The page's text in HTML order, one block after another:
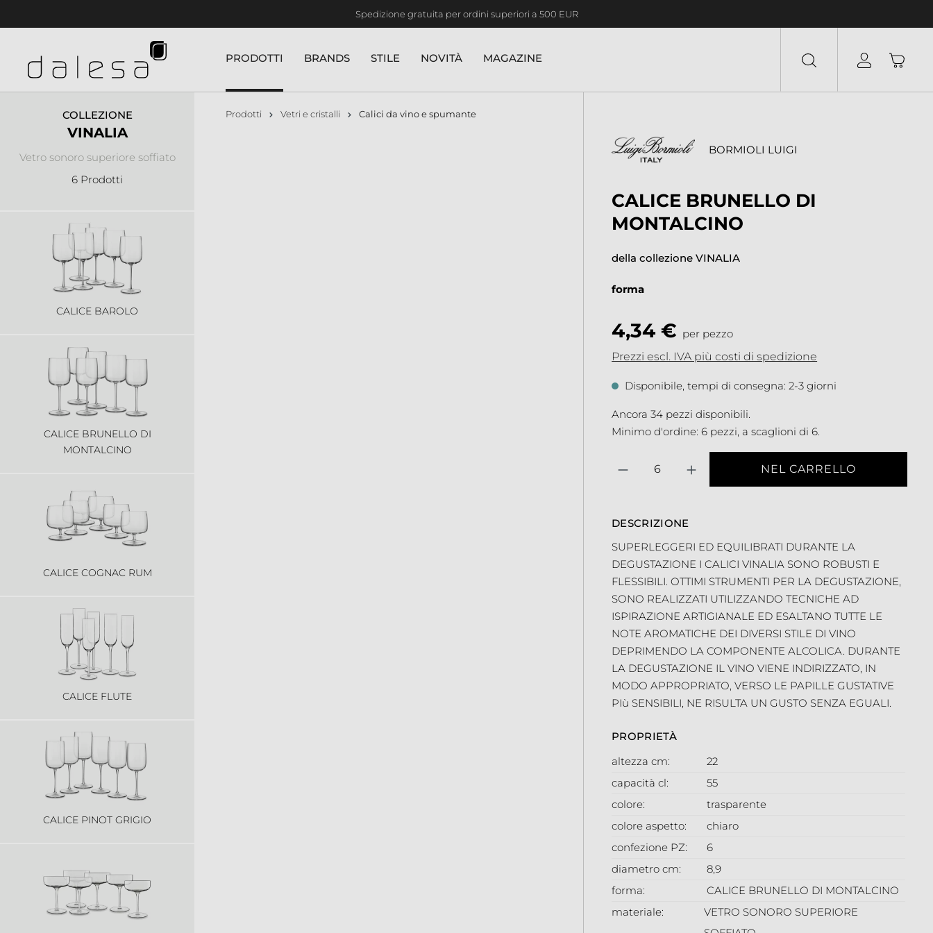
Spedizione gratuita per ordini superiori a 500 EUR
PRODOTTI BRANDS STILE NOVITÀ MAGAZINE
COLLEZIONE
VINALIA
Vetro sonoro superiore soffiato
6 Prodotti
CALICE BAROLO
CALICE BRUNELLO DI
MONTALCINO
CALICE COGNAC RUM
CALICE FLUTE
CALICE PINOT GRIGIO
Prodotti Vetri e cristalli Calici da vino e spumante
BORMIOLI LUIGI
CALICE BRUNELLO DI
MONTALCINO
della collezione VINALIA
4,34 € per pezzo
Prezzi escl. IVA più costi di spedizione
Disponibile, tempi di consegna: 2-3 giorni
Ancora 34 pezzi disponibili.
Minimo d'ordine: 6 pezzi, a scaglioni di 6.
forma
NEL CARRELLO
DESCRIZIONE
SUPERLEGGERI ED EQUILIBRATI DURANTE LA
DEGUSTAZIONE I CALICI VINALIA SONO ROBUSTI E
FLESSIBILI. OTTIMI STRUMENTI PER LA DEGUSTAZIONE,
SONO REALIZZATI UTILIZZANDO TECNICHE AD
ISPIRAZIONE ARTIGIANALE ED ESALTANO TUTTE LE
NOTE AROMATICHE DEI DIVERSI STILE DI VINO
DEPRIMENDO LA COMPONENTE ALCOLICA. DURANTE
LA DEGUSTAZIONE IL VINO VIENE INDIRIZZATO, IN
MODO APPROPRIATO, VERSO LE PAPILLE GUSTATIVE
PIù SENSIBILI, NE RISULTA UN GUSTO SENZA EGUALI.
PROPRIETÀ
altezza cm:
22
capacità cl:
55
colore:
trasparente
colore aspetto:
chiaro
confezione PZ:
6
diametro cm:
8,9
forma:
CALICE BRUNELLO DI MONTALCINO
materiale:
VETRO SONORO SUPERIORE